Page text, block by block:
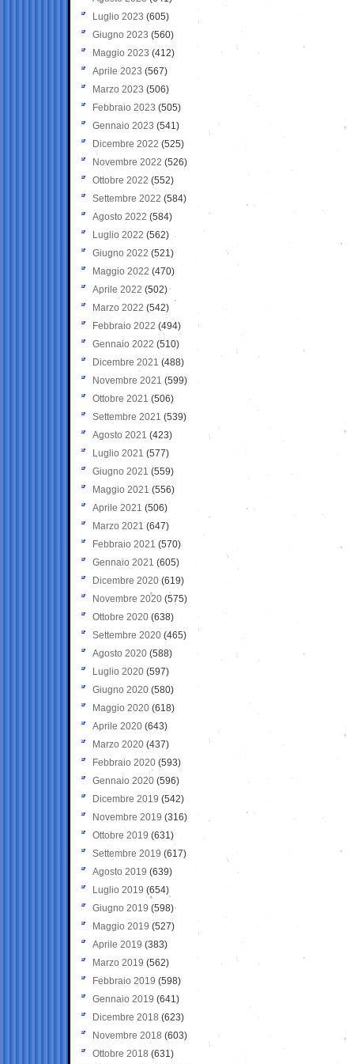
Luglio 2023 (605)
Giugno 2023 (560)
Maggio 2023 (412)
Aprile 2023 (567)
Marzo 2023 (506)
Febbraio 2023 (505)
Gennaio 2023 (541)
Dicembre 2022 (525)
Novembre 2022 (526)
Ottobre 2022 (552)
Settembre 2022 (584)
Agosto 2022 (584)
Luglio 2022 (562)
Giugno 2022 (521)
Maggio 2022 (470)
Aprile 2022 (502)
Marzo 2022 (542)
Febbraio 2022 (494)
Gennaio 2022 (510)
Dicembre 2021 (488)
Novembre 2021 (599)
Ottobre 2021 (506)
Settembre 2021 (539)
Agosto 2021 (423)
Luglio 2021 (577)
Giugno 2021(559)
Maggio 2021 (556)
Aprile 2021 (506)
Marzo 2021 (647)
Febbraio 2021 (570)
Gennaio 2021 (605)
Dicembre 2020 (619)
Novembre 2020 (575)
Ottobre 2020 (638)
Settembre 2020(465)
Agosto 2020 (588)
Luglio 2020 (597)
Giugno 2020 (580)
Maggio 2020 (618)
Aprile 2020 (643)
Marzo 2020 (437)
Febbraio 2020 (593)
Gennaio 2020 (596)
Dicembre 2019 (542)
Novembre 2019 (316)
Ottobre 2019 (631)
Settembre 2019 (617)
Agosto 2019 (639)
Luglio 2019 (654)
Giugno 2019 (598)
Maggio 2019 (527)
Aprile 2019 (383)
Marzo 2019 (562)
Febbraio 2019 (598)
Gennaio 2019 (641)
Dicembre 2018 (623)
Novembre 2018 (603)
Ottobre 2018 (631)